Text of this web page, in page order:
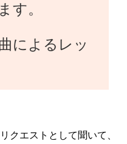
す。
によるレッ
クエストとして聞いて、